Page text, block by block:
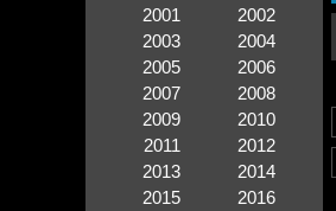
2001
2002
2003
2004
2005
2006
2007
2008
2009
2010
2011
2012
2013
2014
2015
2016